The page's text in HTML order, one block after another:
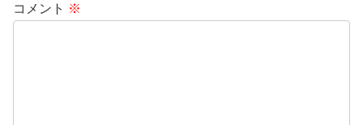
コメント ※